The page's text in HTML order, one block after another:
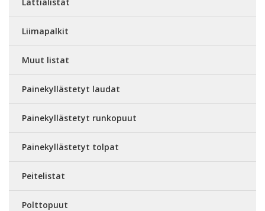
Liimapalkit
Muut listat
Painekyllästetyt laudat
Painekyllästetyt runkopuut
Painekyllästetyt tolpat
Peitelistat
Polttopuut